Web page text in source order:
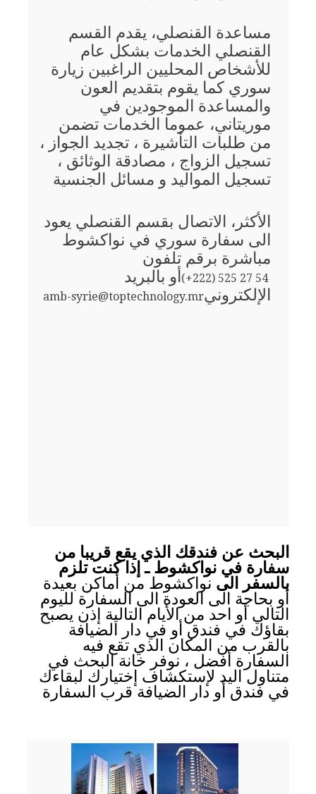
مساعدة القنصلي، يقدم القسم
القنصلي الخدمات بشكل عام
للأشخاص المحليين الراغبين زيارة
سوري كما يقوم بتقديم العون
والمساعدة الموجودين في
موريتاني، عموما الخدمات تضمن
من طلبات التأشيرة ، تجديد الجواز ،
تسجيل الزواج ، مصادقة الوثائق ،
تسجيل المواليد و مسائل الجنسية
الأكثر، الاتصال بقسم القنصلي يعود
الى سفارة سوري في نواكشوط
مباشرة برقم تلفون
(+222) 525 27 54أو بالبريد
الإلكترونيamb-syrie@toptechnology.mr
البحث عن فندقك الذي يقع قريبا من
سفارة في نواكشوط ـ إذا كنت تلزم
بالسفر الى نواكشوط من أماكن بعيدة
أو بحاجة الى العودة الى السفارة لليوم
التالي أو احد من الأيام التالية إذن يصبح
بقاؤك في فندق أو في دار الضيافة
بالقرب من المكان الذي تقع فيه
السفارة أفضل ، نوفر خانة البحث في
متناول اليد لإستكشاف إختيارك لبقاءك
في فندق أو دار الضيافة قرب السفارة